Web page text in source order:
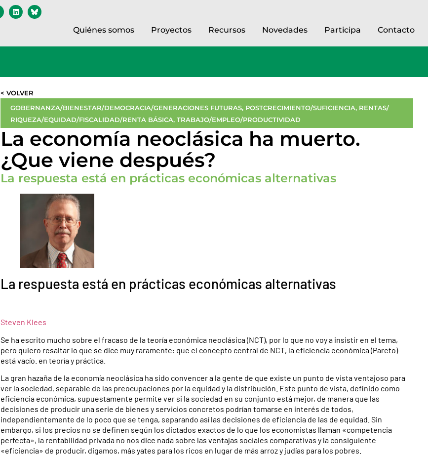
Quiénes somos Proyectos Recursos Novedades Participa Contacto
< VOLVER
GOBERNANZA/BIENESTAR/DEMOCRACIA/GENERACIONES FUTURAS, POSTCRECIMIENTO/SUFICIENCIA, RENTAS/
RIQUEZA/EQUIDAD/FISCALIDAD/RENTA BÁSICA, TRABAJO/EMPLEO/PRODUCTIVIDAD
La economía neoclásica ha muerto.
¿Que viene después?
La respuesta está en prácticas económicas alternativas
La respuesta está en prácticas económicas alternativas
Steven Klees
Se ha escrito mucho sobre el fracaso de la teoría económica neoclásica (NCT), por lo que no voy a insistir en el tema,
pero quiero resaltar lo que se dice muy raramente: que el concepto central de NCT, la eficiencia económica (Pareto)
está vacío. en teoría y práctica.
La gran hazaña de la economía neoclásica ha sido convencer a la gente de que existe un punto de vista ventajoso para
ver la sociedad, separable de las preocupaciones por la equidad y la distribución. Este punto de vista, definido como
eficiencia económica, supuestamente permite ver si la sociedad en su conjunto está mejor, de manera que las
decisiones de producir una serie de bienes y servicios concretos podrían tomarse en interés de todos,
independientemente de lo poco que se tenga, separando así las decisiones de eficiencia de las de equidad. Sin
embargo, si los precios no se definen según los dictados exactos de lo que los economistas llaman «competencia
perfecta», la rentabilidad privada no nos dice nada sobre las ventajas sociales comparativas y la consiguiente
«eficiencia» de producir, digamos, más yates para los ricos en lugar de más arroz y judías para los pobres.